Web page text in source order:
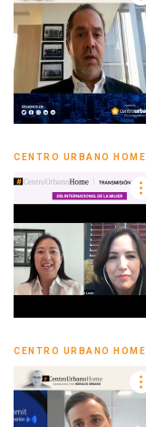
CENTRO URBANO HOME
CENTRO URBANO HOME